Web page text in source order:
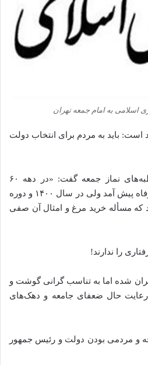
اسلامی به امام جمعه تهران
است: باید به مردم برای انتخاب دولت
حجت‌الاسلام صدیقی در خطبه‌های نماز جمعه گفت: «در دهه ۶۰
دوران کوپن بود و بعد دوران رفاه پیش‌ آمد ولی در سال ۱۴۰۰ و دوره
مسأله خرید مرغ و امثال آن صفی
را ندارند!
شده‌ اما به تناسب گرانی گوشت و
و رعایت حال ضعفای جامعه و دهک‌های
و مردمی بودن‌ دولت و رئیس ‌جمهور